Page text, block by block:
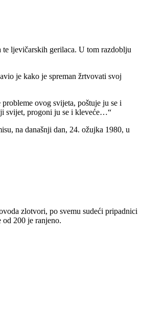
ljevičarskih gerilaca. U tom razdoblju
je kako je spreman žrtvovati svoj
ovog svijeta, poštuje ju se i
svijet, progoni ju se i kleveće…“
na današnji dan, 24. ožujka 1980, u
zlotvori, po svemu sudeći pripadnici
200 je ranjeno.